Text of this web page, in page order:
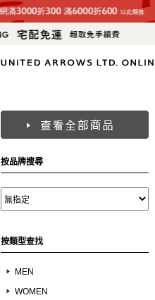
按品牌搜尋
按類型查找
MEN
WOMEN